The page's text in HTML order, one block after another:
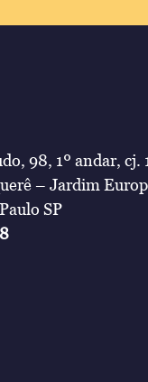
98, 1º andar, cj.
– Jardim
SP